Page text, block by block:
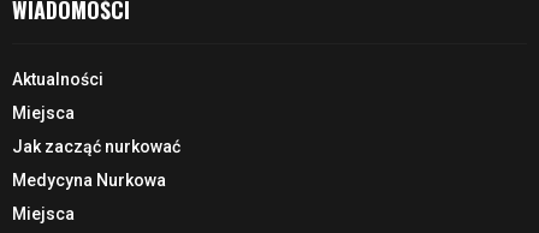
WIADOMOŚCI
Aktualności
Miejsca
Jak zacząć nurkować
Medycyna Nurkowa
Miejsca